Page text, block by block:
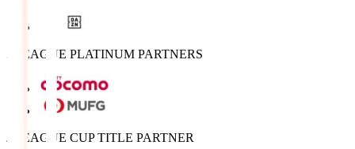
J.LEAGUE PLATINUM PARTNERS
J.LEAGUE CUP TITLE PARTNER